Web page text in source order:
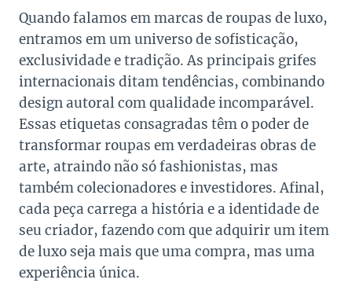
Quando falamos em marcas de roupas de luxo,
entramos em um universo de sofisticação,
exclusividade e tradição. As principais grifes
internacionais ditam tendências, combinando
design autoral com qualidade incomparável.
Essas etiquetas consagradas têm o poder de
transformar roupas em verdadeiras obras de
arte, atraindo não só fashionistas, mas
também colecionadores e investidores. Afinal,
cada peça carrega a história e a identidade de
seu criador, fazendo com que adquirir um item
de luxo seja mais que uma compra, mas uma
experiência única.